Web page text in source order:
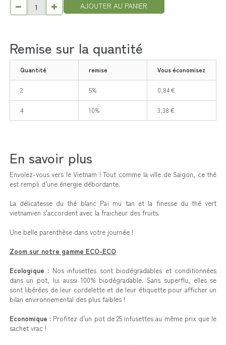
AJOUTER AU PANIER
Remise sur la quantité
Quantité remise Vous économisez
2 5% 0,84 €
4 10% 3,38 €
En savoir plus
Envolez-vous vers le Vietnam ! Tout comme la ville de Saigon, ce thé
est rempli d'une énergie débordante.
La délicatesse du thé blanc Paï mu tan et la finesse du thé vert
vietnamien s'accordent avec la fraicheur des fruits.
Une belle parenthèse dans votre journée !
Zoom sur notre gamme ECO-ECO
Ecologique : Nos infusettes sont biodégradables et conditionnées
dans un pot, lui aussi 100% biodégradable. Sans superflu, elles se
sont libérées de leur cordelette et de leur étiquette pour afficher un
bilan environnemental des plus faibles !
Economique : Profitez d'un pot de 25 infusettesau même prix que le
sachet vrac !